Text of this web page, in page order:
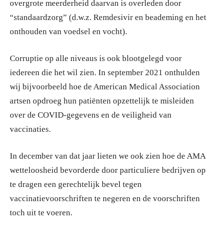
overgrote meerderheid daarvan is overleden door
“standaardzorg” (d.w.z. Remdesivir en beademing en het
onthouden van voedsel en vocht).
Corruptie op alle niveaus is ook blootgelegd voor
iedereen die het wil zien. In september 2021 onthulden
wij bijvoorbeeld hoe de American Medical Association
artsen opdroeg hun patiënten opzettelijk te misleiden
over de COVID-gegevens en de veiligheid van
vaccinaties.
In december van dat jaar lieten we ook zien hoe de AMA
wetteloosheid bevorderde door particuliere bedrijven op
te dragen een gerechtelijk bevel tegen
vaccinatievoorschriften te negeren en de voorschriften
toch uit te voeren.